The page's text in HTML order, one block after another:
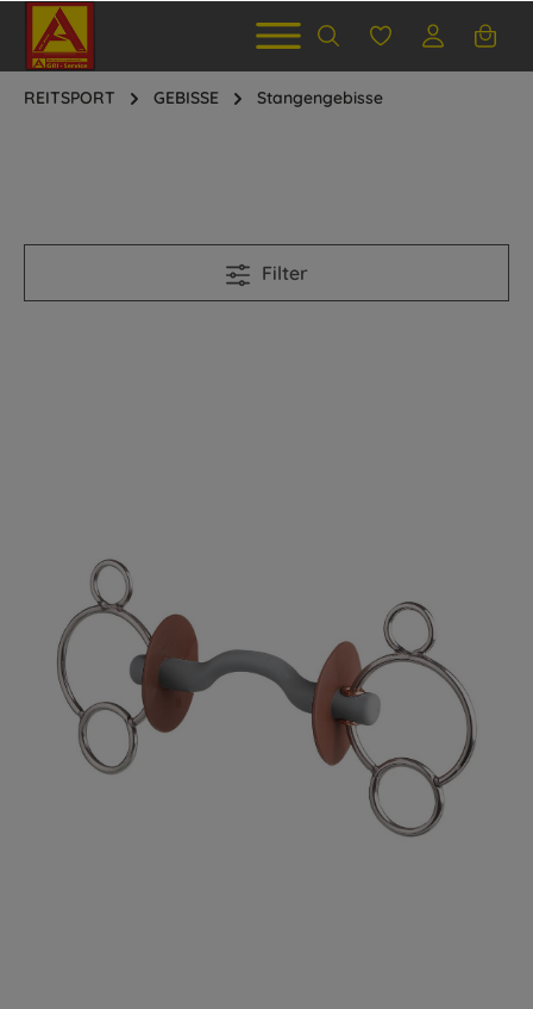
REITSPORT GEBISSE Stangengebisse
Filter